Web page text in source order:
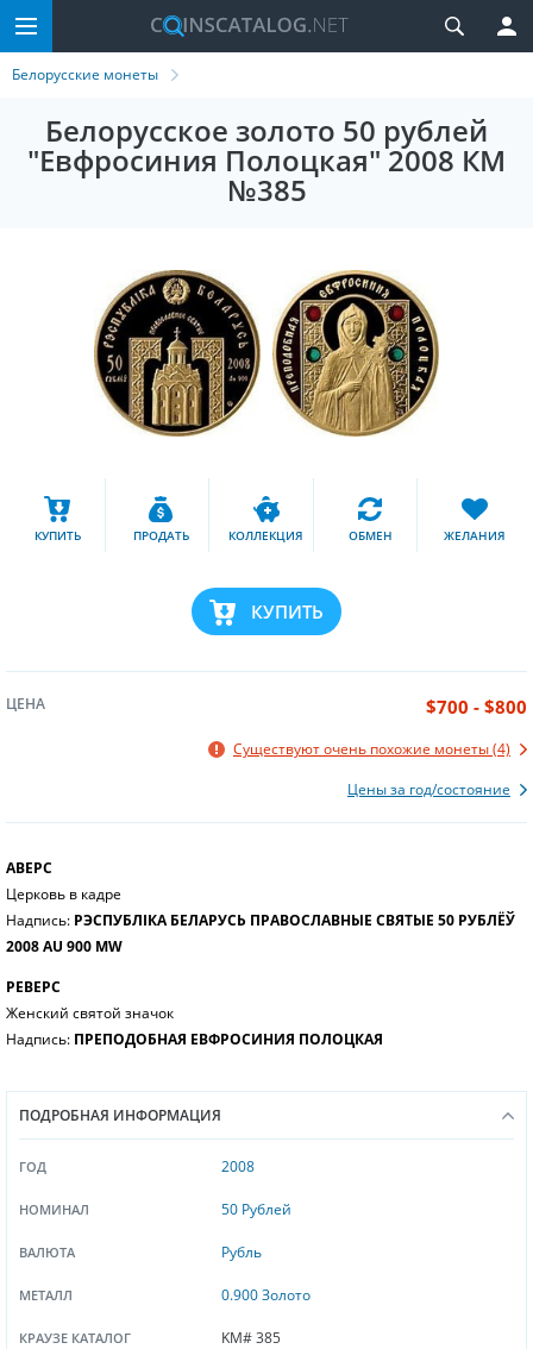
Белорусские монеты
Белорусское золото 50 рублей
"Евфросиния Полоцкая" 2008 КМ
№385
КУПИТЬ ПРОДАТЬ КОЛЛЕКЦИЯ ОБМЕН ЖЕЛАНИЯ
КУПИТЬ
ЦЕНА $700 - $800
Существуют очень похожие монеты (4)
Цены за год/состояние
АВЕРС
Церковь в кадре
Надпись: РЭСПУБЛІКА БЕЛАРУСЬ ПРАВОСЛАВНЫЕ СВЯТЫЕ 50 РУБЛЁЎ
2008 AU 900 MW
РЕВЕРС
Женский святой значок
Надпись: ПРЕПОДОБНАЯ ЕВФРОСИНИЯ ПОЛОЦКАЯ
ПОДРОБНАЯ ИНФОРМАЦИЯ
ГОД 2008
НОМИНАЛ 50 Рублей
ВАЛЮТА Рубль
МЕТАЛЛ 0.900 Золото
КРАУЗЕ КАТАЛОГ KM# 385